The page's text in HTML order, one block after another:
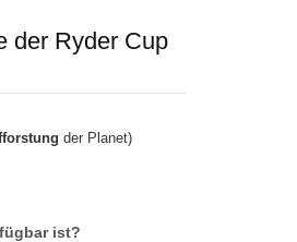
der Ryder Cup
der Planet)
ist?